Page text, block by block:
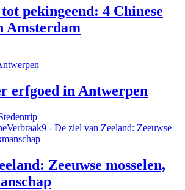
pekingeend: 4 Chinese
Amsterdam
erfgoed in Antwerpen
Zeeuwse mosselen,